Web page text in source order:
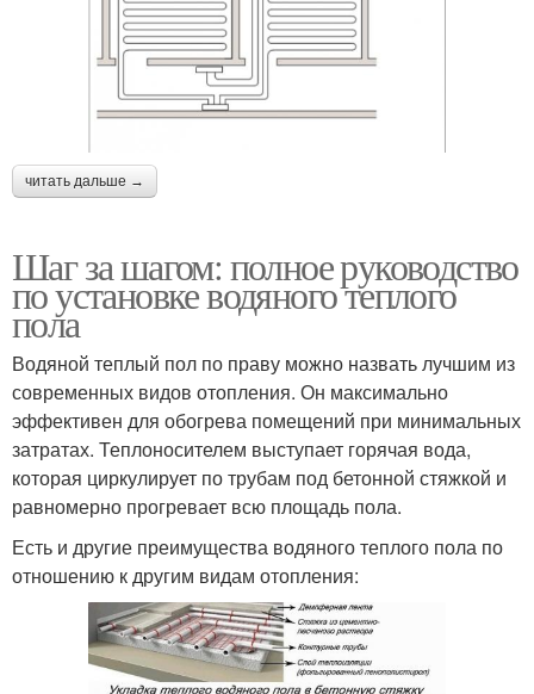
читать дальше →
Шаг за шагом: полное руководство
по установке водяного теплого
пола
Водяной теплый пол по праву можно назвать лучшим из
современных видов отопления. Он максимально
эффективен для обогрева помещений при минимальных
затратах. Теплоносителем выступает горячая вода,
которая циркулирует по трубам под бетонной стяжкой и
равномерно прогревает всю площадь пола.
Есть и другие преимущества водяного теплого пола по
отношению к другим видам отопления: